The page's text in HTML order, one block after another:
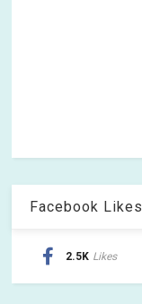
Facebook Likes
2.5K Likes